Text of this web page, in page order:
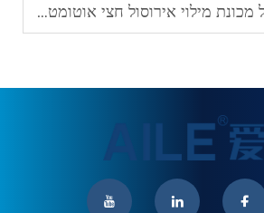
מילוי אירוסול חצי אוטומטית לייצור קטן ובינוני